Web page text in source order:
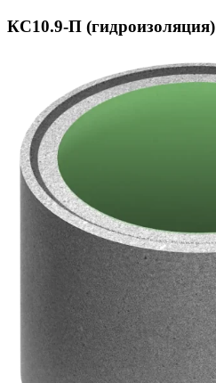
КС10.9-П (гидроизоляция)